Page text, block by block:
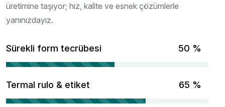
üretimine taşıyor; hız, kalite ve esnek çözümlerle
yanınızdayız.
Sürekli form tecrübesi 67 %
Termal rulo & etiket 86 %